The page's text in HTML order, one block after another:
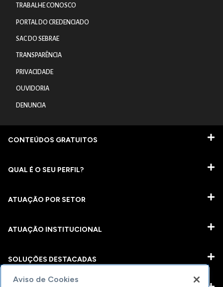
TRABALHE CONOSCO
PORTAL DO CREDENCIADO
SAC DO SEBRAE
TRANSPARÊNCIA
PRIVACIDADE
OUVIDORIA
DENUNCIA
CONTEÚDOS GRATUITOS
QUAL É O SEU PERFIL?
ATUAÇÃO POR SETOR
ATUAÇÃO INSTITUCIONAL
SOLUÇÕES DESTACADAS
Aviso de Cookies